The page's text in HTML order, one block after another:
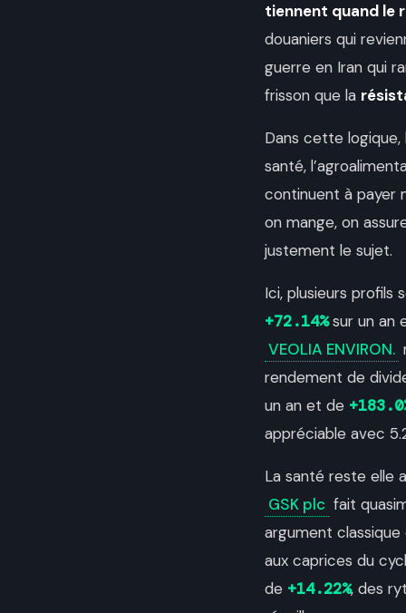
tiennent quand le
douaniers qui
guerre en Iran qui
frisson que la
Dans cette
santé,
continuent à payer
on mange, on
justement le sujet.
Ici, plusieurs
+72.14%sur un an
VEOLIA ENVIRON.
rendement de
un an et de
appréciable avec
La santé reste elle
GSK plc fait
argument
aux caprices du
de +14.22%, des